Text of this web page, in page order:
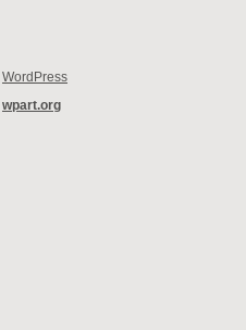
WordPress
wpart.org